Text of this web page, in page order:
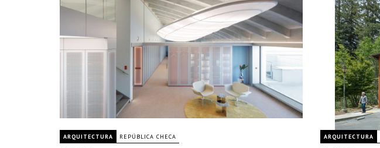
ARQUITECTURA REPÚBLICA CHECA ARQUITECTURA